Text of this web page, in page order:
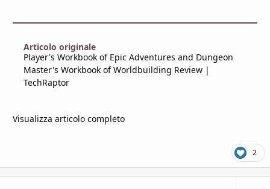
Articolo originale
Player's Workbook of Epic Adventures and Dungeon
Master's Workbook of Worldbuilding Review |
TechRaptor
Visualizza articolo completo
2